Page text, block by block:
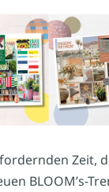
Zeit,
BLOOM’s-